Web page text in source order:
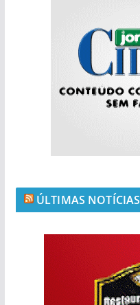
ÚLTIMAS NOTÍCIAS